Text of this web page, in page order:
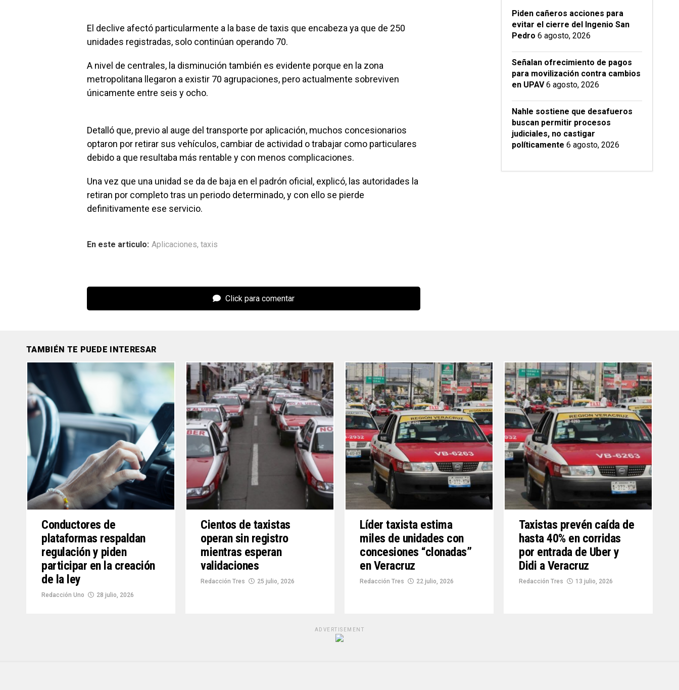
El declive afectó particularmente a la base de taxis que encabeza ya que de 250
unidades registradas, solo continúan operando 70.
A nivel de centrales, la disminución también es evidente porque en la zona
metropolitana llegaron a existir 70 agrupaciones, pero actualmente sobreviven
únicamente entre seis y ocho.
Detalló que, previo al auge del transporte por aplicación, muchos concesionarios
optaron por retirar sus vehículos, cambiar de actividad o trabajar como particulares
debido a que resultaba más rentable y con menos complicaciones.
Una vez que una unidad se da de baja en el padrón oficial, explicó, las autoridades la
retiran por completo tras un periodo determinado, y con ello se pierde
definitivamente ese servicio.
En este articulo: Aplicaciones, taxis
Click para comentar
Piden cañeros acciones para
evitar el cierre del Ingenio San
Pedro 6 agosto, 2026
Señalan ofrecimiento de pagos
para movilización contra cambios
en UPAV 6 agosto, 2026
Nahle sostiene que desafueros
buscan permitir procesos
judiciales, no castigar
políticamente 6 agosto, 2026
TAMBIÉN TE PUEDE INTERESAR
Conductores de
plataformas respaldan
regulación y piden
participar en la creación
de la ley
Redacción Uno 28 julio, 2026
Cientos de taxistas
operan sin registro
mientras esperan
validaciones
Redacción Tres 25 julio, 2026
Líder taxista estima
miles de unidades con
concesiones “clonadas”
en Veracruz
Redacción Tres 22 julio, 2026
Taxistas prevén caída de
hasta 40% en corridas
por entrada de Uber y
Didi a Veracruz
Redacción Tres 13 julio, 2026
ADVERTISEMENT